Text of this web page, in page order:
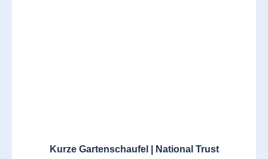
Kurze Gartenschaufel | National Trust